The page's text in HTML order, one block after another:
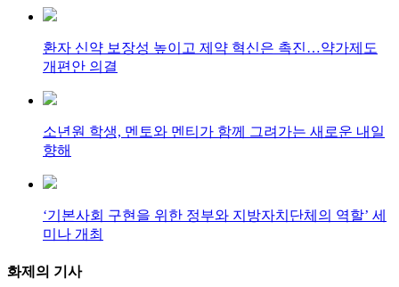
환자 신약 보장성 높이고 제약 혁신은 촉진…약가제도
개편안 의결
소년원 학생, 멘토와 멘티가 함께 그려가는 새로운 내일
향해
‘기본사회 구현을 위한 정부와 지방자치단체의 역할’ 세
미나 개최
화제의 기사